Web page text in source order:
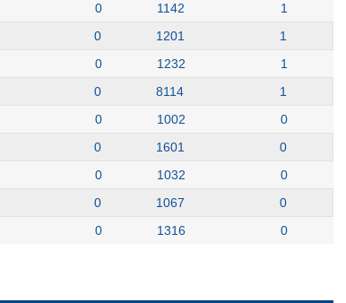
0 1142
1
0 1201
1
0 1232
1
0 8114
1
0 1002
0
0 1601
0
0 1032
0
0 1067
0
0 1316 0